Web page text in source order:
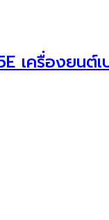
เครื่องยนต์